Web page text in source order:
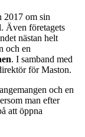
2017 om sin
Även företagets
nästan helt
och en
. I samband med
för Maston.
och en
man efter
att öppna